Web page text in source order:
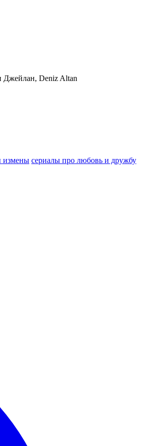
Джейлан, Deniz Altan
измены сериалы про любовь и дружбу